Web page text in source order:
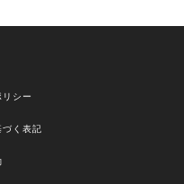
！ またお願いします。
んでいただけて大変
う、丁寧な対応を心
になる商品がございま
シー
く表記